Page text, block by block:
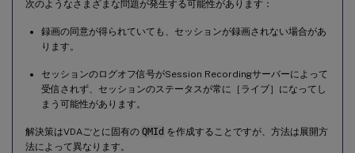
次のようなさまざまな問題が発生する可能性があります：
録画の同意が得られていても、セッションが録画されない場合があ
ります。
セッションのログオフ信号がSession Recordingサーバーによって
受信されず、セッションのステータスが常に［ライブ］になってし
まう可能性があります。
解決策はVDAごとに固有の QMId を作成することですが、方法は展開方
法によって異なります。